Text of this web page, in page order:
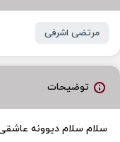
مرتضی اشرفی
توضیحات
سلام سلام دیوونه عاشقی